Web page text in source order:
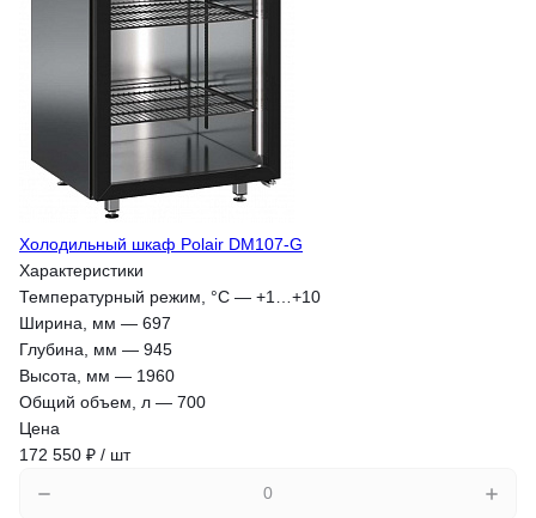
Холодильный шкаф Polair DM107-G
Характеристики
Температурный режим, °С — +1…+10
Ширина, мм — 697
Глубина, мм — 945
Высота, мм — 1960
Общий объем, л — 700
Цена
172 550 ₽ / шт